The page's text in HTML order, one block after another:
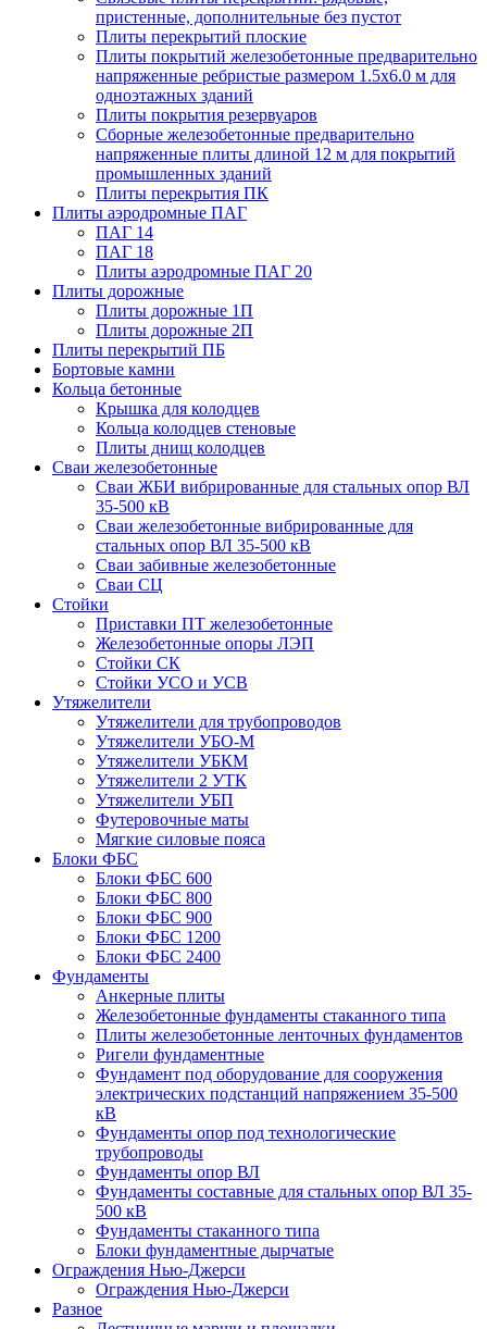
пристенные, дополнительные без пустот
Плиты перекрытий плоские
Плиты покрытий железобетонные предварительно
напряженные ребристые размером 1.5х6.0 м для
одноэтажных зданий
Плиты покрытия резервуаров
Сборные железобетонные предварительно
напряженные плиты длиной 12 м для покрытий
промышленных зданий
Плиты перекрытия ПК
Плиты аэродромные ПАГ
ПАГ 14
ПАГ 18
Плиты аэродромные ПАГ 20
Плиты дорожные
Плиты дорожные 1П
Плиты дорожные 2П
Плиты перекрытий ПБ
Бортовые камни
Кольца бетонные
Крышка для колодцев
Кольца колодцев стеновые
Плиты днищ колодцев
Сваи железобетонные
Сваи ЖБИ вибрированные для стальных опор ВЛ
35-500 кВ
Сваи железобетонные вибрированные для
стальных опор ВЛ 35-500 кВ
Сваи забивные железобетонные
Сваи СЦ
Стойки
Приставки ПТ железобетонные
Железобетонные опоры ЛЭП
Стойки СК
Стойки УСО и УСВ
Утяжелители
Утяжелители для трубопроводов
Утяжелители УБО-М
Утяжелители УБКМ
Утяжелители 2 УТК
Утяжелители УБП
Футеровочные маты
Мягкие силовые пояса
Блоки ФБС
Блоки ФБС 600
Блоки ФБС 800
Блоки ФБС 900
Блоки ФБС 1200
Блоки ФБС 2400
Фундаменты
Анкерные плиты
Железобетонные фундаменты стаканного типа
Плиты железобетонные ленточных фундаментов
Ригели фундаментные
Фундамент под оборудование для сооружения
электрических подстанций напряжением 35-500
кВ
Фундаменты опор под технологические
трубопроводы
Фундаменты опор ВЛ
Фундаменты составные для стальных опор ВЛ 35-
500 кВ
Фундаменты стаканного типа
Блоки фундаментные дырчатые
Ограждения Нью-Джерси
Ограждения Нью-Джерси
Разное